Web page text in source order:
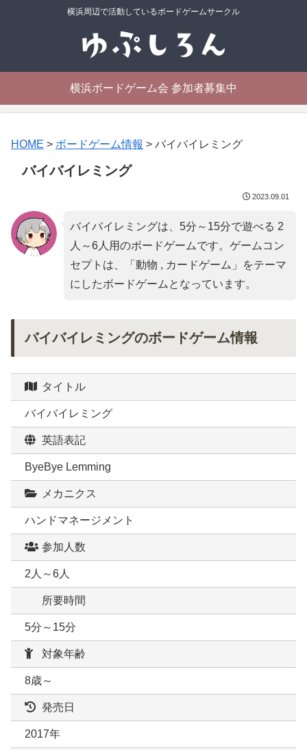
横浜周辺で活動しているボードゲームサークル
横浜ボードゲーム会 参加者募集中
HOME > ボードゲーム情報 > バイバイレミング
バイバイレミング
2023.09.01
バイバイレミングは、5分～15分で遊べる 2
人～6人用のボードゲームです。ゲームコン
セプトは、「 動物 , カードゲーム 」をテーマ
にしたボードゲームとなっています。
バイバイレミングのボードゲーム情報
タイトル
バイバイレミング
英語表記
ByeBye Lemming
メカニクス
ハンドマネージメント
参加人数
2人～6人
所要時間
5分～15分
対象年齢
8歳～
発売日
2017年